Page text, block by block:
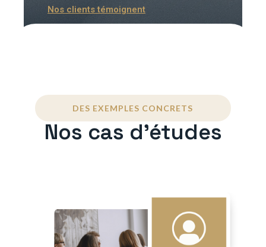
Nos clients témoignent
DES EXEMPLES CONCRETS
Nos cas d'études